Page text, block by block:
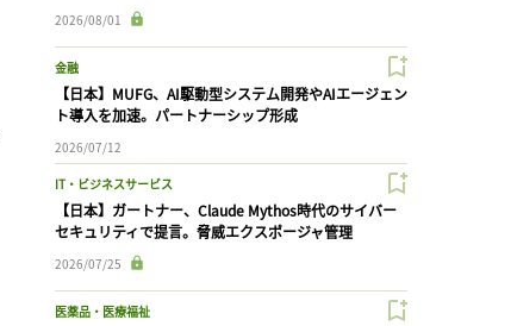
2026/08/01
金融
【日本】MUFG、AI駆動型システム開発やAIエージェン
ト導入を加速。パートナーシップ形成
2026/07/12
IT・ビジネスサービス
【日本】ガートナー、Claude Mythos時代のサイバー
セキュリティで提言。脅威エクスポージャ管理
2026/07/25
医薬品・医療福祉